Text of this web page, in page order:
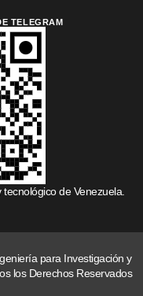
TELEGRAM
de Venezuela.
para Investigación y
los Derechos Reservados